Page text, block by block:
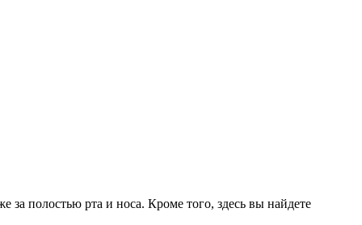
за полостью рта и носа. Кроме того, здесь вы найдете